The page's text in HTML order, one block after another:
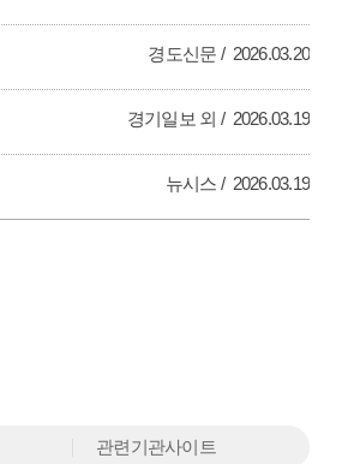
경도신문 2026.03.20
경기일보 외 2026.03.19
뉴시스 2026.03.19
관련기관사이트